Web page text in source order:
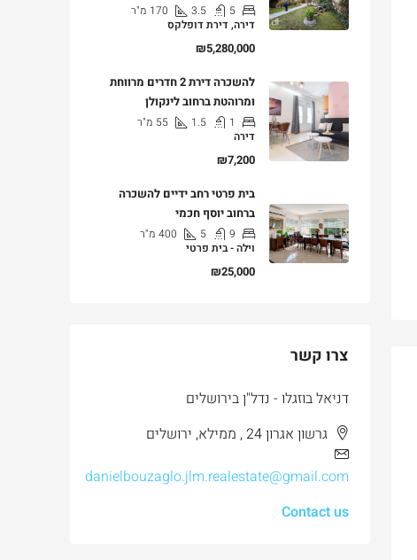
5
3.5
170 מ"ר
דירה, דירת דופלקס
₪5,280,000
להשכרה דירת 2 חדרים מרווחת
ומרוהטת ברחוב לינקולן
1
1.5
55 מ"ר
דירה
₪7,200
בית פרטי רחב ידיים להשכרה
ברחוב יוסף חכמי
9
5
400 מ"ר
וילה - בית פרטי
₪25,000
צרו קשר
דניאל בוזגלו - נדל"ן בירושלים
גרשון אגרון 24 , ממילא, ירושלים
danielbouzaglo.jlm.realestate@gmail.com
Contact us